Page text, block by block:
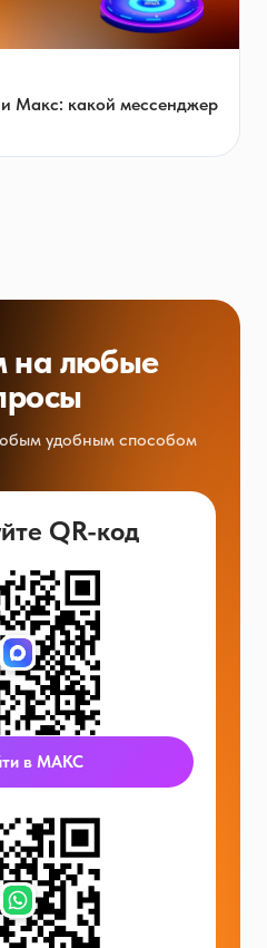
Макс: какой мессенджер
на любые
удобным способом
QR-код
в МАКС